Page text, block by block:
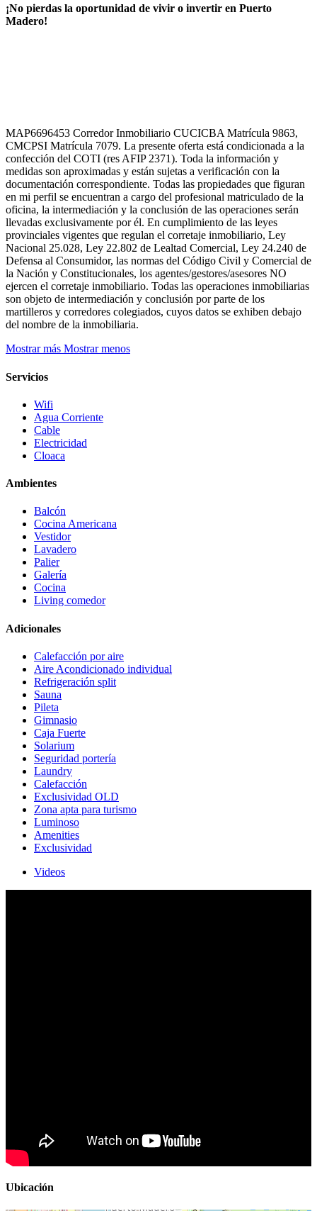
¡No pierdas la oportunidad de vivir o invertir en Puerto
Madero!
MAP6696453 Corredor Inmobiliario CUCICBA Matrícula 9863,
CMCPSI Matrícula 7079. La presente oferta está condicionada a la
confección del COTI (res AFIP 2371). Toda la información y
medidas son aproximadas y están sujetas a verificación con la
documentación correspondiente. Todas las propiedades que figuran
en mi perfil se encuentran a cargo del profesional matriculado de la
oficina, la intermediación y la conclusión de las operaciones serán
llevadas exclusivamente por él. En cumplimiento de las leyes
provinciales vigentes que regulan el corretaje inmobiliario, Ley
Nacional 25.028, Ley 22.802 de Lealtad Comercial, Ley 24.240 de
Defensa al Consumidor, las normas del Código Civil y Comercial de
la Nación y Constitucionales, los agentes/gestores/asesores NO
ejercen el corretaje inmobiliario. Todas las operaciones inmobiliarias
son objeto de intermediación y conclusión por parte de los
martilleros y corredores colegiados, cuyos datos se exhiben debajo
del nombre de la inmobiliaria.
Mostrar más Mostrar menos
Servicios
Wifi
Agua Corriente
Cable
Electricidad
Cloaca
Ambientes
Balcón
Cocina Americana
Vestidor
Lavadero
Palier
Galería
Cocina
Living comedor
Adicionales
Calefacción por aire
Aire Acondicionado individual
Refrigeración split
Sauna
Pileta
Gimnasio
Caja Fuerte
Solarium
Seguridad portería
Laundry
Calefacción
Exclusividad OLD
Zona apta para turismo
Luminoso
Amenities
Exclusividad
Videos
Ubicación